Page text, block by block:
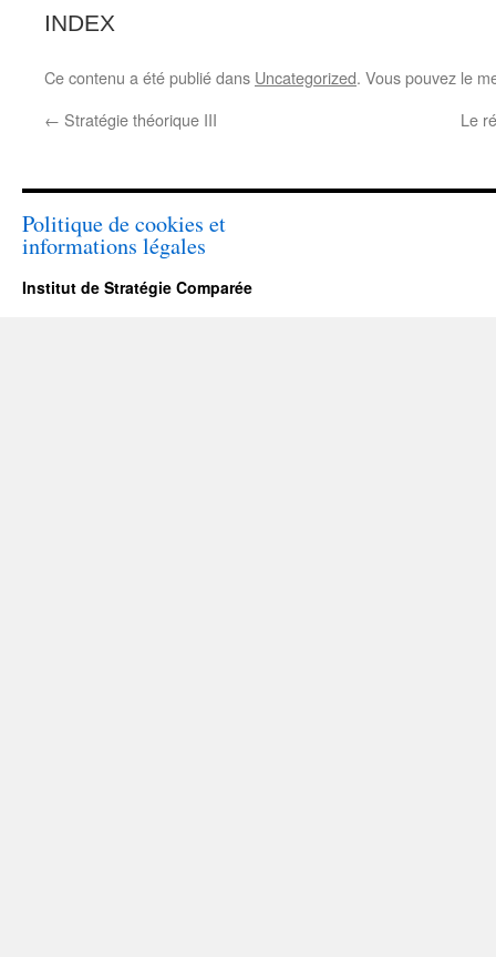
INDEX
Ce contenu a été publié dans Uncategorized. Vous pouvez le
← Stratégie théorique III Le
Politique de cookies et
informations légales
Institut de Stratégie Comparée